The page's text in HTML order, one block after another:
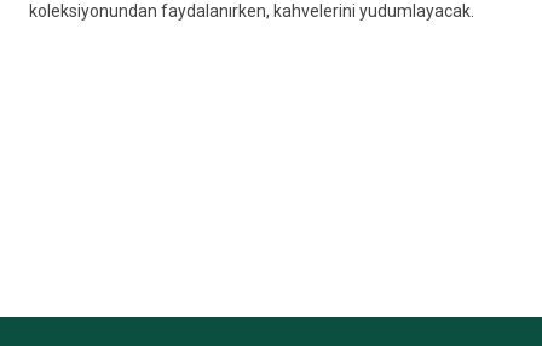
koleksiyonundan faydalanırken, kahvelerini yudumlayacak.